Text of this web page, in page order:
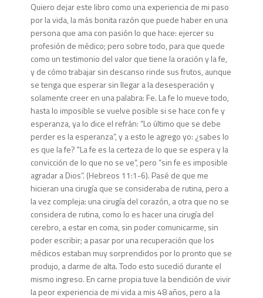
Quiero dejar este libro como una experiencia de mi paso
por la vida, la más bonita razón que puede haber en una
persona que ama con pasión lo que hace: ejercer su
profesión de médico; pero sobre todo, para que quede
como un testimonio del valor que tiene la oración y la fe,
y de cómo trabajar sin descanso rinde sus frutos, aunque
se tenga que esperar sin llegar a la desesperación y
solamente creer en una palabra: Fe. La fe lo mueve todo,
hasta lo imposible se vuelve posible si se hace con fe y
esperanza, ya lo dice el refrán: “Lo último que se debe
perder es la esperanza”, y a esto le agrego yo: ¿sabes lo
es que la fe? "La fe es la certeza de lo que se espera y la
convicción de lo que no se ve”, pero “sin fe es imposible
agradar a Dios”. (Hebreos 11:1-6). Pasé de que me
hicieran una cirugía que se consideraba de rutina, pero a
la vez compleja: una cirugía del corazón, a otra que no se
considera de rutina, como lo es hacer una cirugía del
cerebro, a estar en coma, sin poder comunicarme, sin
poder escribir; a pasar por una recuperación que los
médicos estaban muy sorprendidos por lo pronto que se
produjo, a darme de alta. Todo esto sucedió durante el
mismo ingreso. En carne propia tuve la bendición de vivir
la peor experiencia de mi vida a mis 48 años, pero a la